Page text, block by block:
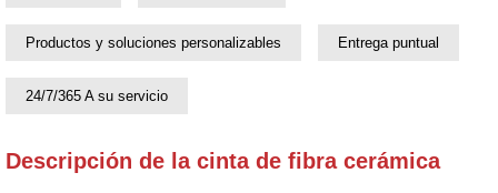
Productos y soluciones personalizables Entrega puntual
24/7/365 A su servicio
Descripción de la cinta de fibra cerámica